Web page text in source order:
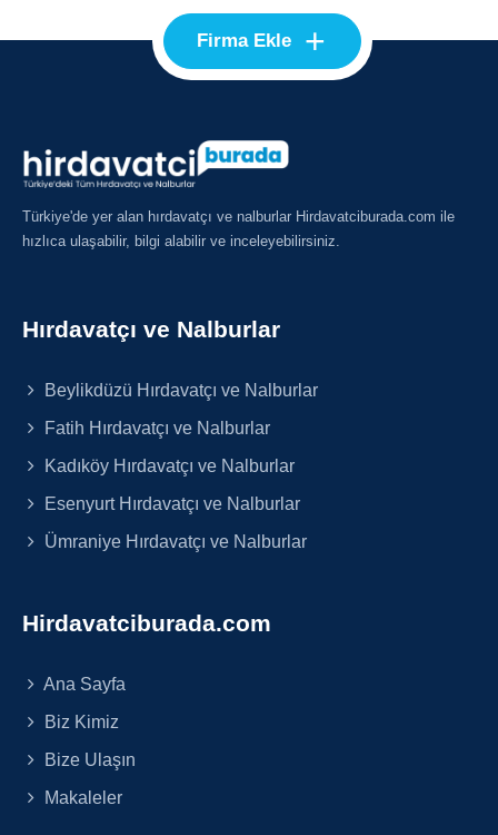
Firma Ekle +
Türkiye'de yer alan hırdavatçı ve nalburlar Hirdavatciburada.com ile
hızlıca ulaşabilir, bilgi alabilir ve inceleyebilirsiniz.
Hırdavatçı ve Nalburlar
Beylikdüzü Hırdavatçı ve Nalburlar
Fatih Hırdavatçı ve Nalburlar
Kadıköy Hırdavatçı ve Nalburlar
Esenyurt Hırdavatçı ve Nalburlar
Ümraniye Hırdavatçı ve Nalburlar
Hirdavatciburada.com
Ana Sayfa
Biz Kimiz
Bize Ulaşın
Makaleler